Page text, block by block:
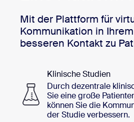
Mit der Plattform für
Kommunikation in
besseren Kontakt zu
Klinische Studien
Durch dezentrale
Sie eine große
können Sie die
der Studie verbessern.